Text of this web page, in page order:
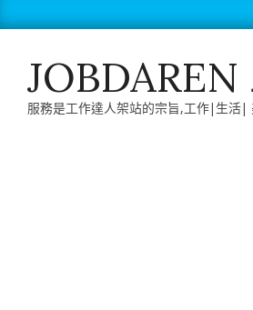
to
服務是工作達人架站的宗旨,工作|生活